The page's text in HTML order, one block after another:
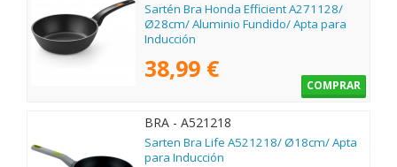
Sartén Bra Honda Efficient A271128/
Ø28cm/ Aluminio Fundido/ Apta para
Inducción
38,99 €
COMPRAR
BRA - A521218
Sarten Bra Life A521218/ Ø18cm/ Apta
para Inducción